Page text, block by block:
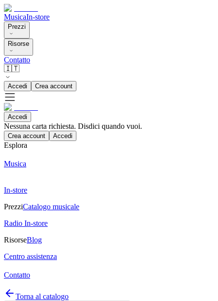
MusicaIn-store
Prezzi
Risorse
Contatto
🇮🇹
Accedi Crea account
Accedi
Nessuna carta richiesta. Disdici quando vuoi.
Crea account Accedi
Esplora
Musica
In-store
PrezziCatalogo musicale
Radio In-store
RisorseBlog
Centro assistenza
Contatto
Torna al catalogo